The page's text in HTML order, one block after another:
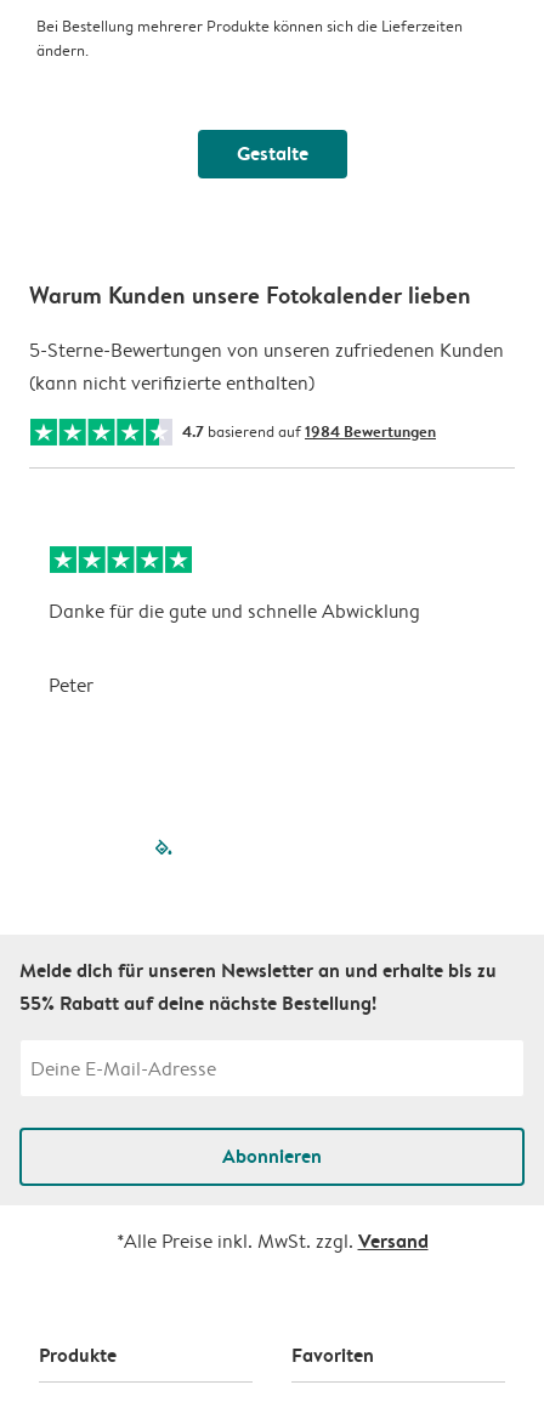
Bei Bestellung mehrerer Produkte können sich die Lieferzeiten
ändern.
Gestalte
Warum Kunden unsere Fotokalender lieben
5-Sterne-Bewertungen von unseren zufriedenen Kunden
(kann nicht verifizierte enthalten)
4.7 basierend auf1984 Bewertungen
Danke für die gute und schnelle Abwicklung
Peter
filled-pagination
Melde dich für unseren Newsletter an und erhalte bis zu
55% Rabatt auf deine nächste Bestellung!
Abonnieren
*Alle Preise inkl. MwSt. zzgl. Versand
Produkte Favoriten